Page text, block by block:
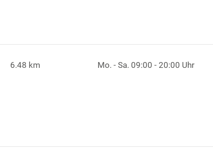
6.48 km Mo. - Sa. 09:00 - 20:00 Uhr